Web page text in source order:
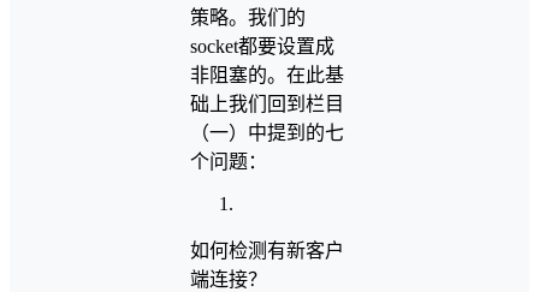
策略。我们的
socket都要设置成
非阻塞的。在此基
础上我们回到栏目
（一）中提到的七
个问题：
如何检测有新客户
端连接？